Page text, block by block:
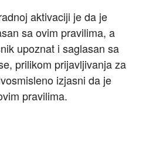
aktivaciji je da je
sa ovim pravilima, a
upoznat i saglasan sa
prilikom prijavljivanja za
izjasni da je
pravilima.